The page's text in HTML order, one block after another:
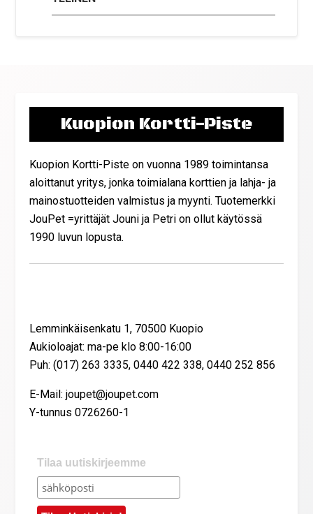
Kuopion Kortti-Piste
Kuopion Kortti-Piste on vuonna 1989 toimintansa
aloittanut yritys, jonka toimialana korttien ja lahja- ja
mainostuotteiden valmistus ja myynti. Tuotemerkki
JouPet =yrittäjät Jouni ja Petri on ollut käytössä
1990 luvun lopusta.
Lemminkäisenkatu 1, 70500 Kuopio
Aukioloajat: ma-pe klo 8:00-16:00
Puh: (017) 263 3335, 0440 422 338, 0440 252 856
E-Mail: joupet@joupet.com
Y-tunnus 0726260-1
Tilaa uutiskirjeemme